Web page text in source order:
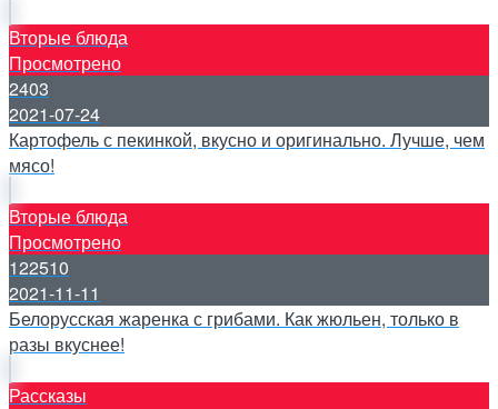
Вторые блюда
Просмотрено
2403
2021-07-24
Картофель с пекинкой, вкусно и оригинально. Лучше, чем
мясо!
Вторые блюда
Просмотрено
122510
2021-11-11
Белорусская жаренка с грибами. Как жюльен, только в
разы вкуснее!
Рассказы